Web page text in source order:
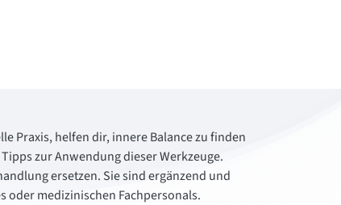
Praxis, helfen dir, innere Balance zu finden
zur Anwendung dieser Werkzeuge.
ersetzen. Sie sind ergänzend und
oder medizinischen Fachpersonals.